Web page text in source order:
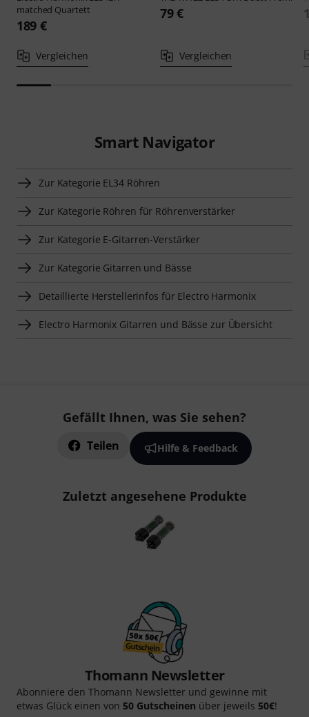
matched Quartett
189 €
Vergleichen
79 €
Vergleichen
Smart Navigator
Zur Kategorie EL34 Röhren
Zur Kategorie Röhren für Röhrenverstärker
Zur Kategorie E-Gitarren-Verstärker
Zur Kategorie Gitarren und Bässe
Detaillierte Herstellerinfos für Electro Harmonix
Electro Harmonix Gitarren und Bässe zur Übersicht
Gefällt Ihnen, was Sie sehen?
Teilen Hilfe & Feedback
Zuletzt angesehene Produkte
Thomann Newsletter
Abonniere den Thomann Newsletter und gewinne mit
etwas Glück einen von 50 Gutscheinen über jeweils 50€!